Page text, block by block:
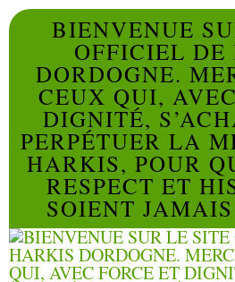
BIENVENUE
OFFICIEL DE
DORDOGNE.
CEUX QUI,
DIGNITÉ,
PERPÉTUER LA
HARKIS, POUR
RESPECT ET
SOIENT